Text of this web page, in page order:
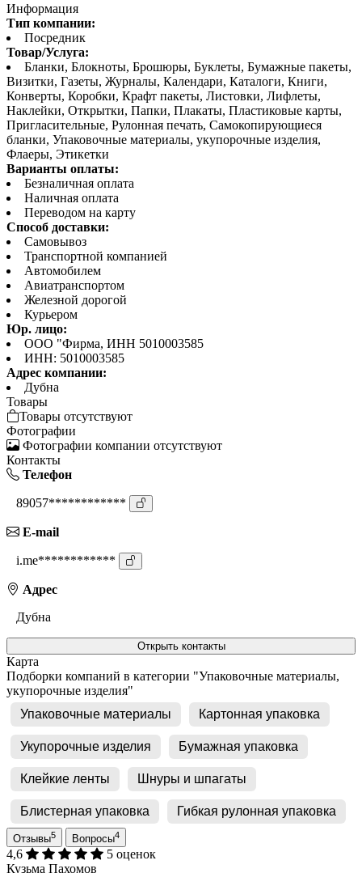
Информация
Тип компании:
Посредник
Товар/Услуга:
Бланки, Блокноты, Брошюры, Буклеты, Бумажные пакеты,
Визитки, Газеты, Журналы, Календари, Каталоги, Книги,
Конверты, Коробки, Крафт пакеты, Листовки, Лифлеты,
Наклейки, Открытки, Папки, Плакаты, Пластиковые карты,
Пригласительные, Рулонная печать, Самокопирующиеся
бланки, Упаковочные материалы, укупорочные изделия,
Флаеры, Этикетки
Варианты оплаты:
Безналичная оплата
Наличная оплата
Переводом на карту
Способ доставки:
Самовывоз
Транспортной компанией
Автомобилем
Авиатранспортом
Железной дорогой
Курьером
Юр. лицо:
ООО "Фирма, ИНН 5010003585
ИНН: 5010003585
Адрес компании:
Дубна
Товары
Товары отсутствуют
Фотографии
Фотографии компании отсутствуют
Контакты
Телефон
89057************
E-mail
i.me************
Адрес
Дубна
Открыть контакты
Карта
Подборки компаний в категории "Упаковочные материалы,
укупорочные изделия"
Упаковочные материалы
Картонная упаковка
Укупорочные изделия Бумажная упаковка
Клейкие ленты Шнуры и шпагаты
Блистерная упаковка Гибкая рулонная упаковка
Отзывы5 Вопросы4
4,6
5 оценок
Кузьма Пахомов